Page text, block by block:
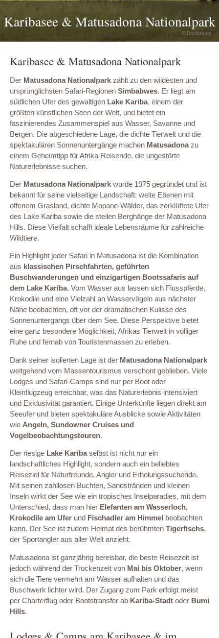
Karibasee & Matusadona Nationalpark
© Dookphoto
Karibasee & Matusadona Nationalpark
Der Matusadona Nationalpark zählt zu den wildesten und
ursprünglichsten Safari-Regionen Simbabwes. Er liegt am
südlichen Ufer des gewaltigen Lake Kariba, einem der
größten künstlichen Seen der Welt, und bietet ein
faszinierendes Zusammenspiel aus Wasser, Savanne und
Bergen. Die abgeschiedene Lage, die dichte Tierwelt und die
spektakulären Sonnenuntergänge machen Matusadonazu
einem Geheimtipp für Afrika-Reisende, die ungestörte
Naturerlebnisse suchen.
Der Matusadona Nationalpark wurde 1975 gegründet und ist
bekannt für seine vielseitige Landschaft: weite Ebenen mit
offenem Grasland, dichte Mopane-Wälder, das zerklüftete Ufer
des Lake Kariba sowie die steilen Berghänge der Matusadona
Hills. Diese Vielfalt schafft ideale Lebensräume für zahlreiche
Wildtiere.
Ein Highlight jeder Safari in Matusadona ist die Kombination
aus klassischen Pirschfahrten, geführten
Buschwanderungen und einzigartigen Bootssafaris auf
dem Lake Kariba. Vom Wasser aus lassen sich Flusspferde,
Krokodile und eine Vielzahl an Wasservögeln aus nächster
Nähe beobachten, oft vor der dramatischen Kulisse des
Sonnenuntergangs über dem See. Diese Perspektive bietet
eine ganz besondere Möglichkeit, Afrikas Tierwelt in völliger
Ruhe und fernab von Touristenmassen zu erleben.
Dank seiner isolierten Lage ist der Matusadona Nationalpark
weitgehend vom Massentourismus verschont geblieben. Viele
Lodges und Safari-Camps sind nur per Boot oder
Kleinflugzeug erreichbar, was das Naturerlebnis intensiviert
und Exklusivität garantiert. Einige Unterkünfte liegen direkt am
Seeufer und bieten spektakuläre Ausblicke sowie Aktivitäten
wie Angeln, Sundowner Cruises und
Vogelbeobachtungstouren.
Der riesige Lake Karibaselbst ist nicht nur ein
landschaftliches Highlight, sondern auch ein beliebtes
Reiseziel für Naturfreunde, Angler und Erholungssuchende.
Mit seinen zahllosen Buchten, Sandstränden und kleinen
Inseln wirkt der See wie ein tropisches Inselparadies, mit dem
Unterschied, dass man hier Elefanten am Wasserloch,
Krokodile am Ufer und Fischadler am Himmel beobachten
kann. Der See ist zudem Heimat des berühmten Tigerfischs,
der Sportangler aus aller Welt anzieht.
Matusadona ist ganzjährig bereisbar, die beste Reisezeit ist
jedoch während der Trockenzeit von Mai bis Oktober, wenn
sich die Tiere vermehrt am Wasser aufhalten und das
Buschwerk lichter wird. Der Zugang zum Park erfolgt meist
per Charterflug oder Bootstransfer ab Kariba-Stadt oder Bumi
Hills.